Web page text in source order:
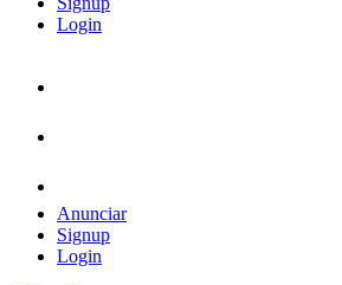
Login
Anunciar
Signup
Login